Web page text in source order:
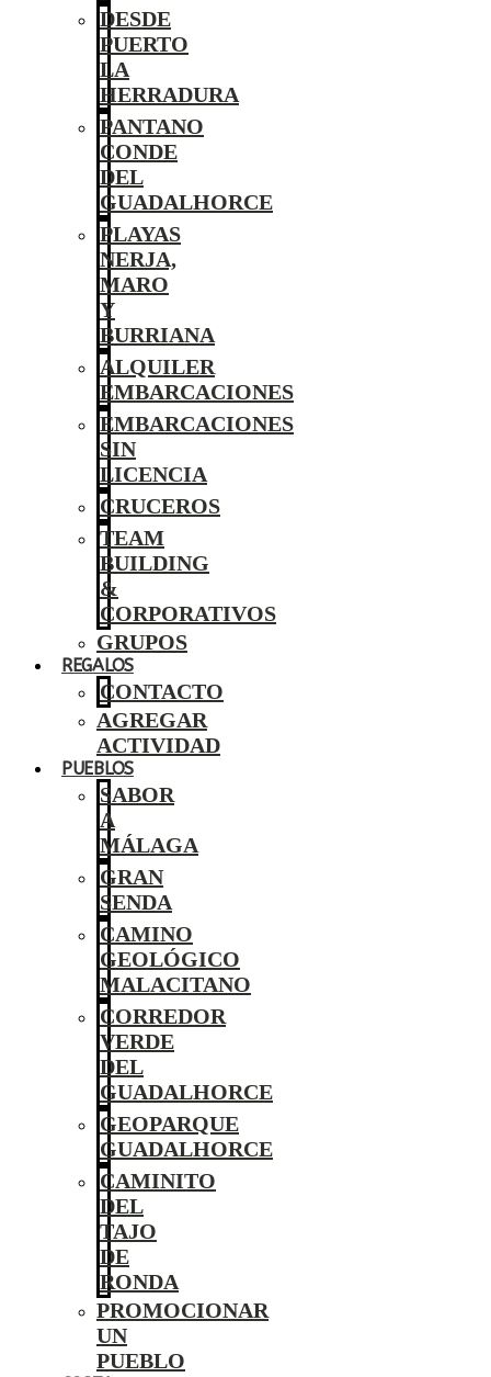
DESDE
PUERTO
LA
HERRADURA
PANTANO
CONDE
DEL
GUADALHORCE
PLAYAS
NERJA,
MARO
Y
BURRIANA
ALQUILER
EMBARCACIONES
EMBARCACIONES
SIN
LICENCIA
CRUCEROS
TEAM
BUILDING
&
CORPORATIVOS
GRUPOS
REGALOS
CONTACTO
AGREGAR
ACTIVIDAD
PUEBLOS
SABOR
A
MÁLAGA
GRAN
SENDA
CAMINO
GEOLÓGICO
MALACITANO
CORREDOR
VERDE
DEL
GUADALHORCE
GEOPARQUE
GUADALHORCE
CAMINITO
DEL
TAJO
DE
RONDA
PROMOCIONAR
UN
PUEBLO